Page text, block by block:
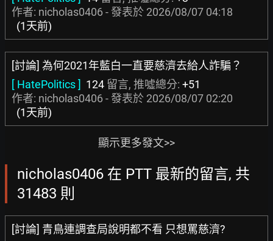
作者: nicholas0406 - 發表於 2026/08/07 04:18
(1天前)
[討論] 為何2021年藍白一直要慈濟去給人詐騙？
[ HatePolitics ] 124 留言, 推噓總分: +51
作者: nicholas0406 - 發表於 2026/08/07 02:20
(1天前)
顯示更多發文>>
nicholas0406 在 PTT 最新的留言, 共
31483 則
[討論] 青鳥連調查局說明都不看 只想罵慈濟?